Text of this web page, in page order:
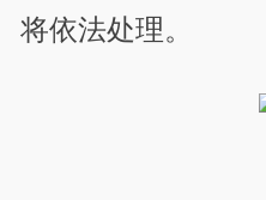
将依法处理。